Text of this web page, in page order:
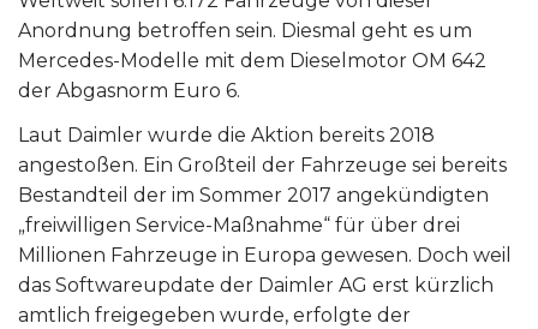
Anordnung betroffen sein. Diesmal geht es um
Mercedes-Modelle mit dem Dieselmotor OM 642
der Abgasnorm Euro 6.
Laut Daimler wurde die Aktion bereits 2018
angestoßen. Ein Großteil der Fahrzeuge sei bereits
Bestandteil der im Sommer 2017 angekündigten
„freiwilligen Service-Maßnahme“ für über drei
Millionen Fahrzeuge in Europa gewesen. Doch weil
das Softwareupdate der Daimler AG erst kürzlich
amtlich freigegeben wurde, erfolgte der